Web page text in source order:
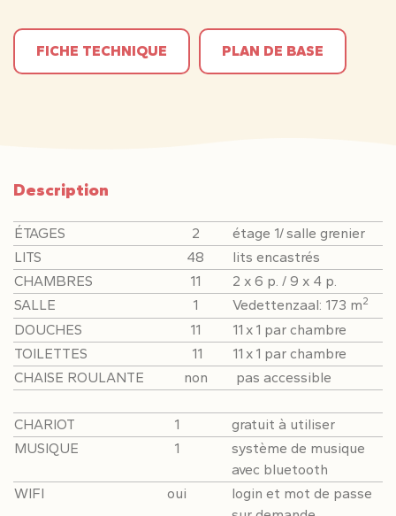
FICHE TECHNIQUE PLAN DE BASE
Description
ÉTAGES 2
étage 1/ salle grenier
LITS
48
lits encastrés
CHAMBRES
11
2 x 6 p. / 9 x 4 p.
SALLE
1 Vedettenzaal: 173 m2
DOUCHES 11
11 x 1 par chambre
TOILETTES
11
11 x 1 par chambre
CHAISE ROULANTE
non pas accessible
CHARIOT 1
gratuit à utiliser
MUSIQUE
1
système de musique
avec bluetooth
WIFI
oui
login et mot de passe